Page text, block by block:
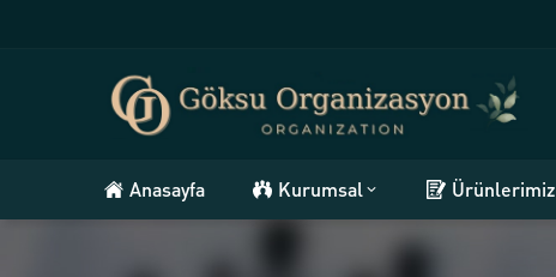
Anasayfa Kurumsal Ürünlerimiz